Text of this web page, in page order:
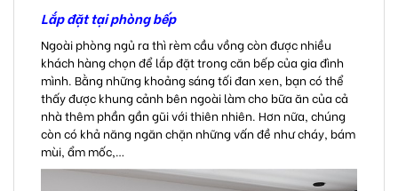
Lắp đặt tại phòng bếp
Ngoài phòng ngủ ra thì rèm cầu vồng còn được nhiều
khách hàng chọn để lắp đặt trong căn bếp của gia đình
mình. Bằng những khoảng sáng tối đan xen, bạn có thể
thấy được khung cảnh bên ngoài làm cho bữa ăn của cả
nhà thêm phần gần gũi với thiên nhiên. Hơn nữa, chúng
còn có khả năng ngăn chặn những vấn đề như cháy, bám
mùi, ẩm mốc,…